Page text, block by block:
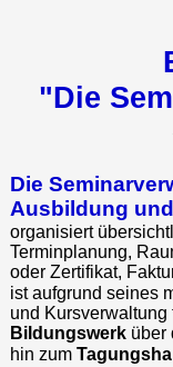
Die
Ausbildung
organisiert
Terminplanung,
oder Zertifikat,
ist aufgrund seines
und
Bildungswerk über
hin zum
"Die